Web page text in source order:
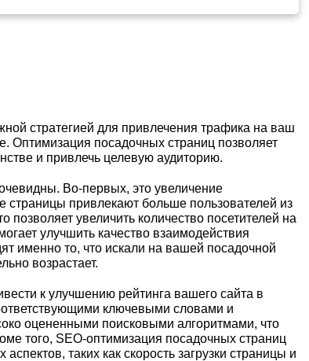
стратегией для привлечения трафика на ваш
Оптимизация посадочных страниц позволяет
и привлечь целевую аудиторию.
Во-первых, это увеличение
привлекают больше пользователей из
позволяет увеличить количество посетителей на
улучшить качество взаимодействия
именно то, что искали на вашей посадочной
возрастает.
к улучшению рейтинга вашего сайта в
ключевыми словами и
оцененными поисковыми алгоритмами, что
того, SEO-оптимизация посадочных страниц
таких как скорость загрузки страницы и